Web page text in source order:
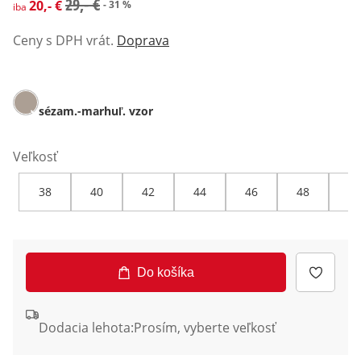
iba 20,- € - 31 %
Ceny s DPH vrát. Doprava
sézam.-marhuľ. vzor
Veľkosť
38 40 42 44 46 48
Do košíka
Dodacia lehota:Prosím, vyberte veľkosť